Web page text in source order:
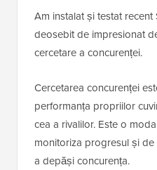
Am instalat și testat
deosebit de impresionat
cercetare a concurenței.
Cercetarea concurenței
performanța propriilor
cea a rivalilor. Este o
monitoriza progresul și
a depăși concurența.